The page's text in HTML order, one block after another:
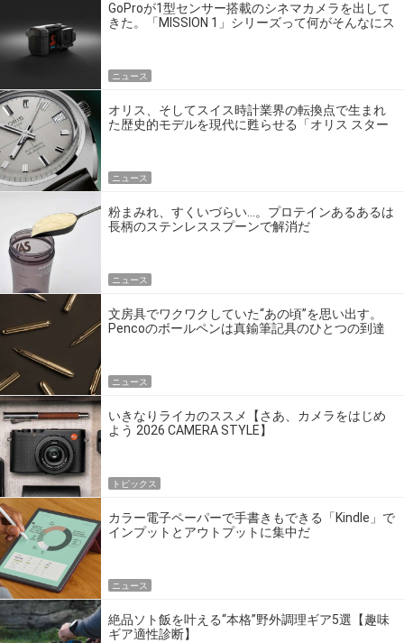
GoProが1型センサー搭載のシネマカメラを出して
きた。「MISSION 1」シリーズって何がそんなにス
ニュース
オリス、そしてスイス時計業界の転換点で生まれ
た歴史的モデルを現代に甦らせる「オリス スター
ニュース
粉まみれ、すくいづらい…。プロテインあるあるは
長柄のステンレススプーンで解消だ
ニュース
文房具でワクワクしていた“あの頃”を思い出す。
Pencoのボールペンは真鍮筆記具のひとつの到達
ニュース
いきなりライカのススメ【さあ、カメラをはじめ
よう 2026 CAMERA STYLE】
トピックス
カラー電子ペーパーで手書きもできる「Kindle」で
インプットとアウトプットに集中だ
ニュース
絶品ソト飯を叶える“本格”野外調理ギア5選【趣味
ギア適性診断】